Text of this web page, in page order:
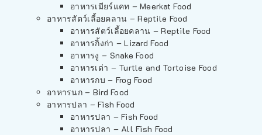
อาหารเมียร์แคท – Meerkat Food
อาหารสัตว์เลี้อยคลาน – Reptile Food
อาหารสัตว์เลี้อยคลาน – Reptile Food
อาหารกิ้งก่า – Lizard Food
อาหารงู – Snake Food
อาหารเต่า – Turtle and Tortoise Food
อาหารกบ – Frog Food
อาหารนก – Bird Food
อาหารปลา – Fish Food
อาหารปลา – Fish Food
อาหารปลา – All Fish Food